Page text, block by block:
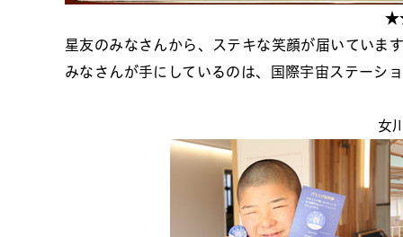
星友のみなさんから、ステキな笑顔が届いてい
みなさんが手にしているのは、国際宇宙ステーシ
女